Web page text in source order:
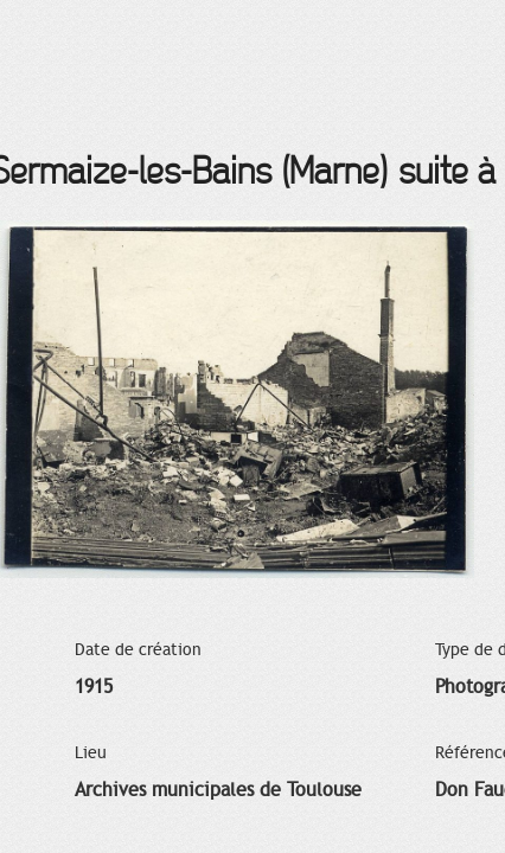
les-Bains (Marne) suite
Date de création
1915
Type de
Lieu
Archives municipales de Toulouse Don